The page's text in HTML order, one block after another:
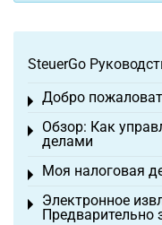
SteuerGo
Добро
Toggle menu
Обзор: Как
делами
Toggle menu
Моя налоговая
Toggle menu
Электронное
Предварительно
Toggle menu